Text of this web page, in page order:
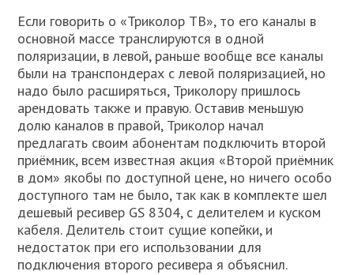
Если говорить о «Триколор ТВ», то его каналы в
основной массе транслируются в одной
поляризации, в левой, раньше вообще все каналы
были на транспондерах с левой поляризацией, но
надо было расширяться, Триколору пришлось
арендовать также и правую. Оставив меньшую
долю каналов в правой, Триколор начал
предлагать своим абонентам подключить второй
приёмник, всем известная акция «Второй приёмник
в дом» якобы по доступной цене, но ничего особо
доступного там не было, так как в комплекте шел
дешевый ресивер GS 8304, с делителем и куском
кабеля. Делитель стоит сущие копейки, и
недостаток при его использовании для
подключения второго ресивера я объяснил.